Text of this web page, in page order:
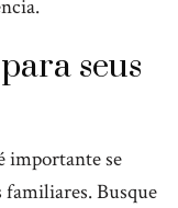
seus
importante se
familiares. Busque